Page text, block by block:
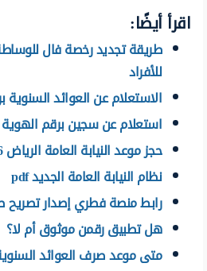
اقرأ أيضًا:
طريقة تجديد رخصة فال
للأفراد
الاستعلام عن العوائد السنوية
استعلام عن سجين برقم الهوية
حجز موعد النيابة العامة الرياض 1446
نظام النيابة العامة الجديد pdf
رابط منصة فطري إصدار تصريح
هل تطبيق رقمن موثوق أم لا؟
متى موعد صرف العوائد السنوية